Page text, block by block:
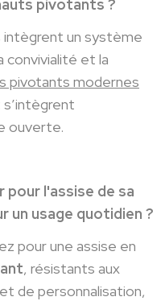
pivotants ?
intègrent un système
convivialité et la
pivotants modernes
ouverte.
l'assise de sa
un usage quotidien ?
pour une assise en
, résistants aux
de personnalisation,